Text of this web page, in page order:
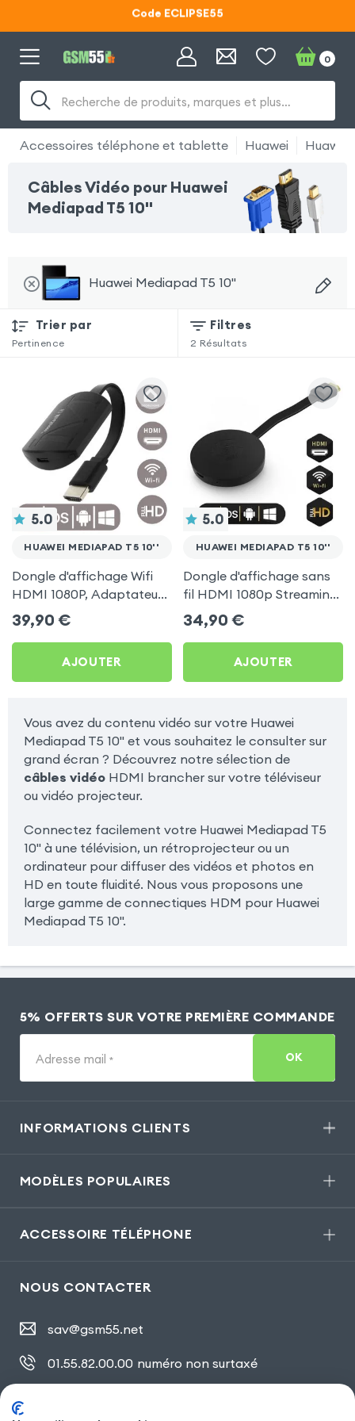
Code ECLIPSE55
Code ECLIPSE55
Recherche de produits, marques et plus…
0
Accessoires téléphone et tablette Huawei Huawei
Câbles Vidéo pour Huawei
Mediapad T5 10''
Huawei Mediapad T5 10''
Trier par
Pertinence
Filtres
2 Résultats
5.0
HUAWEI MEDIAPAD T5 10''
Dongle d'affichage Wifi
HDMI 1080P, Adaptateur
d'affichage Vidéo Sans-fil
TV pour Huawei
Mediapad T5 10''
39,90 €
AJOUTER
5.0
HUAWEI MEDIAPAD T5 10''
Dongle d'affichage sans
fil HDMI 1080p Streaming,
récepteur vidéo TV
(compatible Miracast,
AirPlay, DLNA) pour
Huawei Mediapad T5 10''
34,90 €
AJOUTER
Vous avez du contenu vidéo sur votre Huawei
Mediapad T5 10'' et vous souhaitez le consulter sur
grand écran ? Découvrez notre sélection de
câbles vidéoHDMI brancher sur votre téléviseur
ou vidéo projecteur.
Connectez facilement votre Huawei Mediapad T5
10'' à une télévision, un rétroprojecteur ou un
ordinateur pour diffuser des vidéos et photos en
HD en toute fluidité. Nous vous proposons une
large gamme de connectiques HDM pour Huawei
Mediapad T5 10''.
5% OFFERTS SUR VOTRE PREMIÈRE COMMANDE
Adresse mail * OK
INFORMATIONS CLIENTS
MODÈLES POPULAIRES
ACCESSOIRE TÉLÉPHONE
NOUS CONTACTER
sav@gsm55.net
01.55.82.00.00 numéro non surtaxé